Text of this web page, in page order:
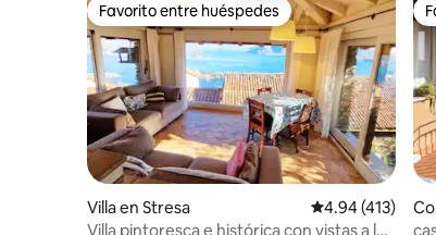
Favorito entre huéspedes
Favorito entre huéspedes
Villa en Stresa Calificación
4.94 (413)
Villa pintoresca e histórica con vistas a la